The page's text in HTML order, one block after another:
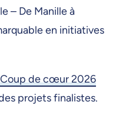
– De Manille à
en initiatives
de cœur 2026
projets finalistes.